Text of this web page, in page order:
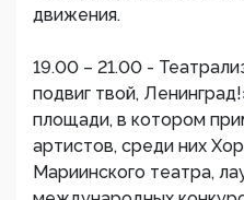
движения.
19.00 – 21.00 -
подвиг твой,
площади, в котором
артистов, среди них
Мариинского театра,